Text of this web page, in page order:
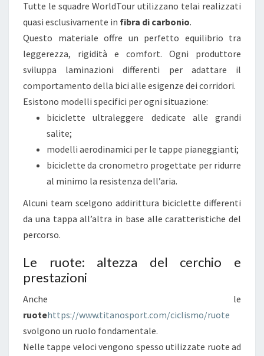
A
T
U
R
A
E
L
A
E
C
N
I
Tutte le squadre WorldTour utilizzano telai realizzati
quasi esclusivamente in fibra di carbonio.
Questo materiale offre un perfetto equilibrio tra
leggerezza, rigidità e comfort. Ogni produttore
sviluppa laminazioni differenti per adattare il
comportamento della bici alle esigenze dei corridori.
Esistono modelli specifici per ogni situazione:
biciclette ultraleggere dedicate alle grandi
salite;
modelli aerodinamici per le tappe pianeggianti;
biciclette da cronometro progettate per ridurre
al minimo la resistenza dell’aria.
Alcuni team scelgono addirittura biciclette differenti
da una tappa all’altra in base alle caratteristiche del
percorso.
Le ruote: altezza del cerchio e
prestazioni
Anche le
ruotehttps://www.titanosport.com/ciclismo/ruote
svolgono un ruolo fondamentale.
Nelle tappe veloci vengono spesso utilizzate ruote ad